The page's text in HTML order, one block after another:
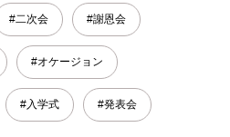
#二次会 #謝恩会
#オケージョン
#入学式 #発表会